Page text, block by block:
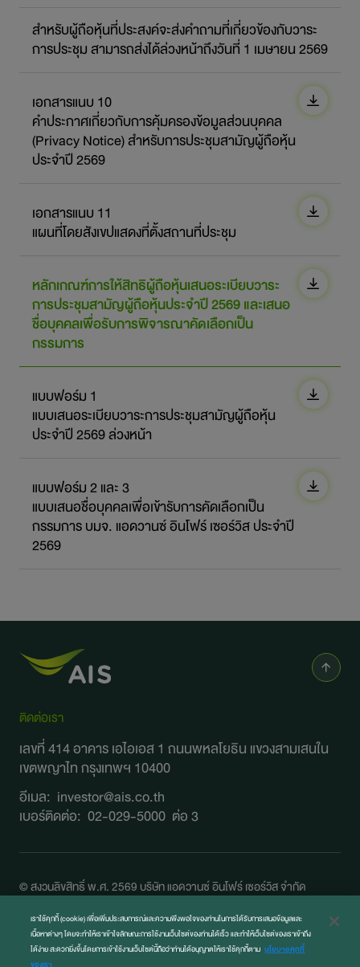
สำหรับผู้ถือหุ้นที่ประสงค์จะส่งคำถามที่เกี่ยวข้องกับวาระ
การประชุม สามารถส่งได้ล่วงหน้าถึงวันที่ 1 เมษายน 2569
เอกสารแนบ 10
คำประกาศเกี่ยวกับการคุ้มครองข้อมูลส่วนบุคคล
(Privacy Notice) สำหรับการประชุมสามัญผู้ถือหุ้น
ประจำปี 2569
เอกสารแนบ 11
แผนที่โดยสังเขปแสดงที่ตั้งสถานที่ประชุม
หลักเกณฑ์การให้สิทธิผู้ถือหุ้นเสนอระเบียบวาระ
การประชุมสามัญผู้ถือหุ้นประจำปี 2569 และเสนอ
ชื่อบุคคลเพื่อรับการพิจารณาคัดเลือกเป็น
กรรมการ
แบบฟอร์ม 1
แบบเสนอระเบียบวาระการประชุมสามัญผู้ถือหุ้น
ประจำปี 2569 ล่วงหน้า
แบบฟอร์ม 2 และ 3
แบบเสนอชื่อบุคคลเพื่อเข้ารับการคัดเลือกเป็น
กรรมการ บมจ. แอดวานซ์ อินโฟร์ เซอร์วิส ประจำปี
2569
ติดต่อเรา
เลขที่ 414 อาคาร เอไอเอส 1 ถนนพหลโยธิน แขวงสามเสนใน
เขตพญาไท กรุงเทพฯ 10400
อีเมล: investor@ais.co.th
เบอร์ติดต่อ: 02-029-5000 ต่อ 3
© สงวนลิขสิทธิ์ พ.ศ. 2569 บริษัท แอดวานซ์ อินโฟร์ เซอร์วิส จำกัด
ข้อกำหนดและกฎหมาย
ประกาศการคุ้มครองข้อมูลส่วนบุคคล
เราใช้คุกกี้ (cookie) เพื่อเพิ่มประสบการณ์และความพึงพอใจของท่านในการได้รับการเสนอข้อมูลและ
เนื้อหาต่างๆ โดยจะทำให้เราเข้าใจลักษณะการใช้งานเว็บไซต์ของท่านได้เร็ว และทำให้เว็บไซต์ของเราเข้าถึง
ได้ง่าย สะดวกยิ่งขึ้นโดยการเข้าใช้งานเว็บไซต์นี้ถือว่าท่านได้อนุญาตให้เราใช้คุกกี้ตาม นโยบายคุกกี้